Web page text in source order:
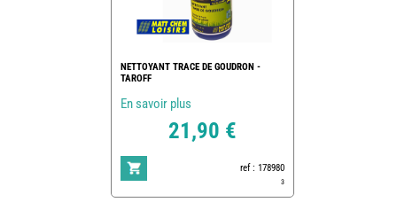
NETTOYANT TRACE DE GOUDRON -
TAROFF
En savoir plus
21,90 €
ref : 178980
3